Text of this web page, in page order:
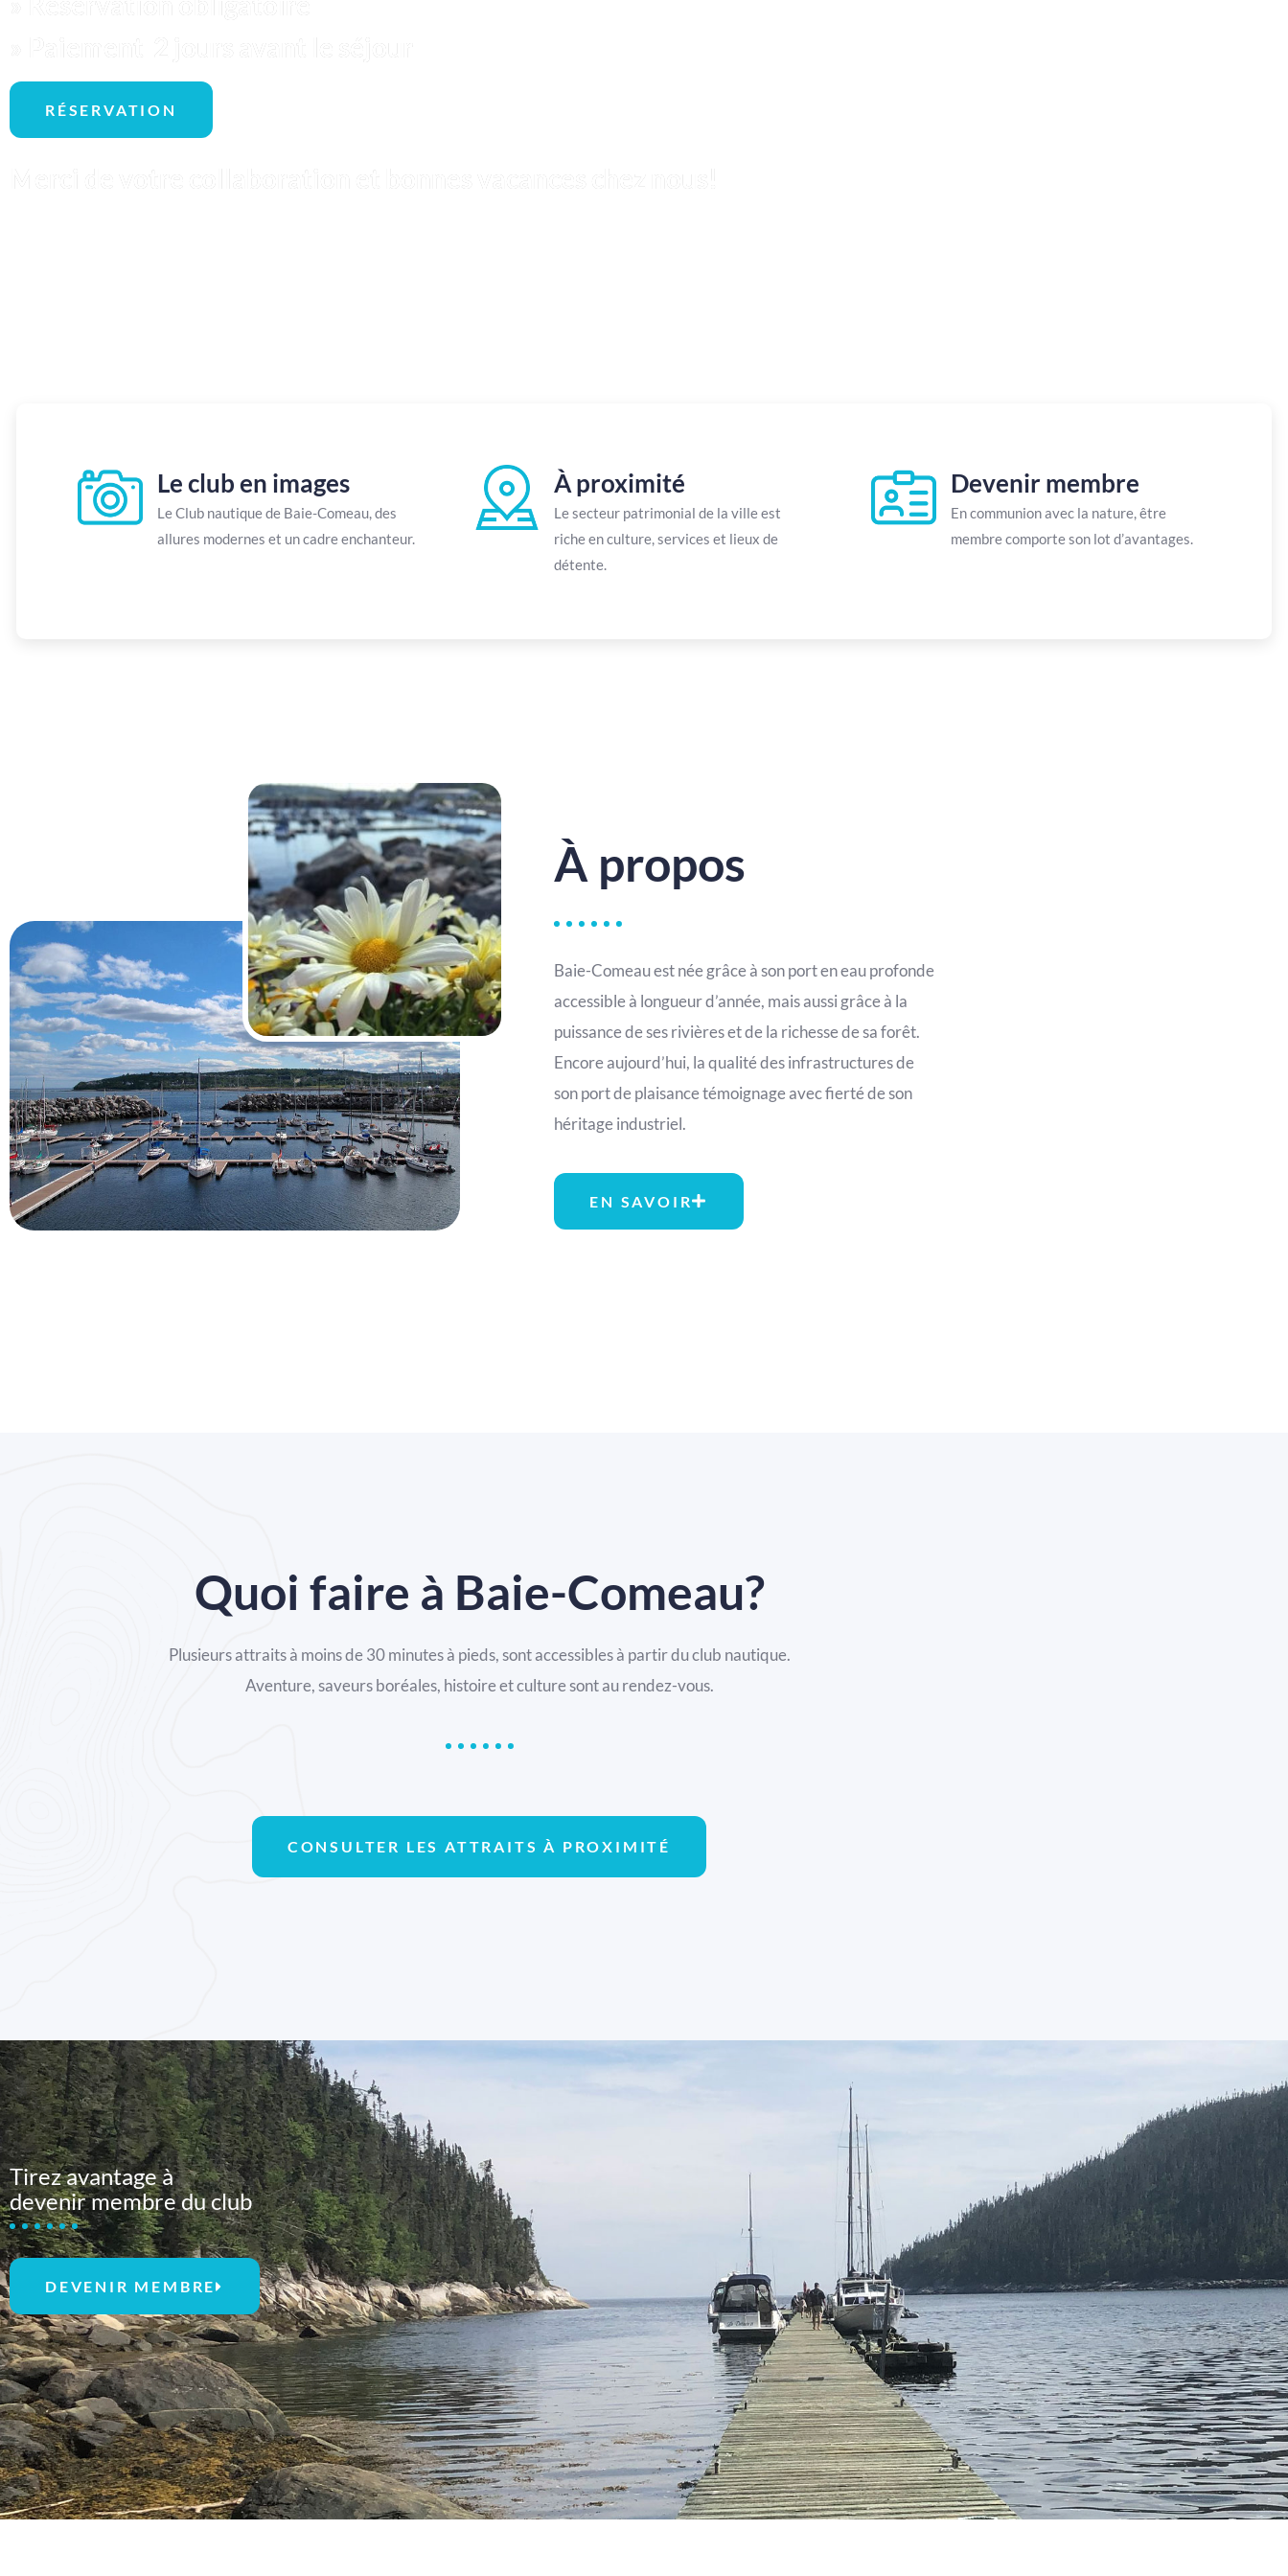
RÉSERVATION
Le club en images
Le Club nautique de Baie-Comeau, des
allures modernes et un cadre enchanteur.
À proximité
Le secteur patrimonial de la ville est
riche en culture, services et lieux de
détente.
Devenir membre
En communion avec la nature, être
membre comporte son lot d’avantages.
À propos
Baie-Comeau est née grâce à son port en eau profonde
accessible à longueur d’année, mais aussi grâce à la
puissance de ses rivières et de la richesse de sa forêt.
Encore aujourd’hui, la qualité des infrastructures de
son port de plaisance témoignage avec fierté de son
héritage industriel.
EN SAVOIR
Quoi faire à Baie-Comeau?
Plusieurs attraits à moins de 30 minutes à pieds, sont accessibles à partir du club nautique.
Aventure, saveurs boréales, histoire et culture sont au rendez-vous.
CONSULTER LES ATTRAITS À PROXIMITÉ
Tirez avantage à
devenir membre du club
DEVENIR MEMBRE